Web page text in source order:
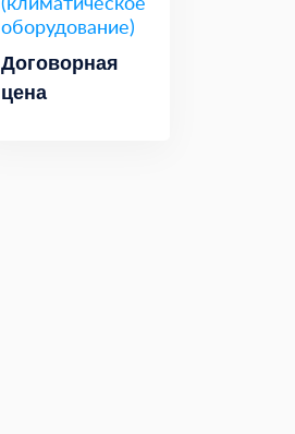
оборудование)
Договорная
цена